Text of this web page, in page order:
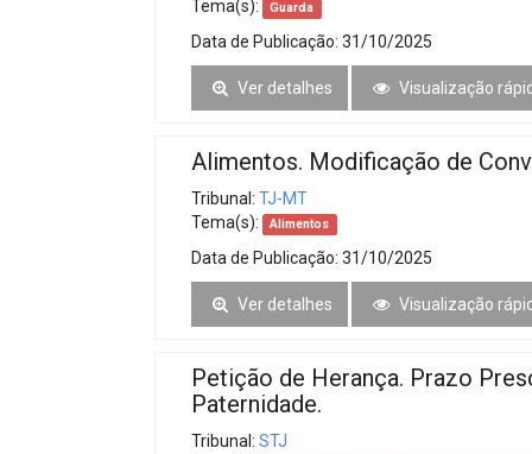
Tema(s):
Guarda
Data de Publicação: 31/10/2025
Ver detalhes Visualização
Alimentos. Modificação de
Tribunal: TJ-MT
Tema(s):
Alimentos
Data de Publicação: 31/10/2025
Ver detalhes Visualização
Petição de Herança. Prazo
Paternidade.
Tribunal: STJ